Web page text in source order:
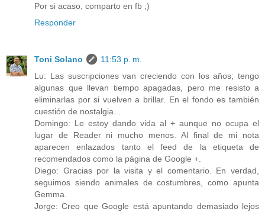
Por si acaso, comparto en fb ;)
Responder
Toni Solano
11:53 p. m.
Lu: Las suscripciones van creciendo con los años; tengo
algunas que llevan tiempo apagadas, pero me resisto a
eliminarlas por si vuelven a brillar. En el fondo es también
cuestión de nostalgia...
Domingo: Le estoy dando vida al + aunque no ocupa el
lugar de Reader ni mucho menos. Al final de mi nota
aparecen enlazados tanto el feed de la etiqueta de
recomendados como la página de Google +.
Diego: Gracias por la visita y el comentario. En verdad,
seguimos siendo animales de costumbres, como apunta
Gemma.
Jorge: Creo que Google está apuntando demasiado lejos